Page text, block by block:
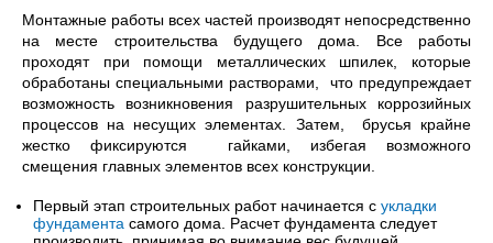
Монтажные работы всех частей производят непосредственно
на месте строительства будущего дома. Все работы
проходят при помощи металлических шпилек, которые
обработаны специальными растворами, что предупреждает
возможность возникновения разрушительных коррозийных
процессов на несущих элементах. Затем, брусья крайне
жестко фиксируются гайками, избегая возможного
смещения главных элементов всех конструкции.
Первый этап строительных работ начинается с укладки
фундамента самого дома. Расчет фундамента следует